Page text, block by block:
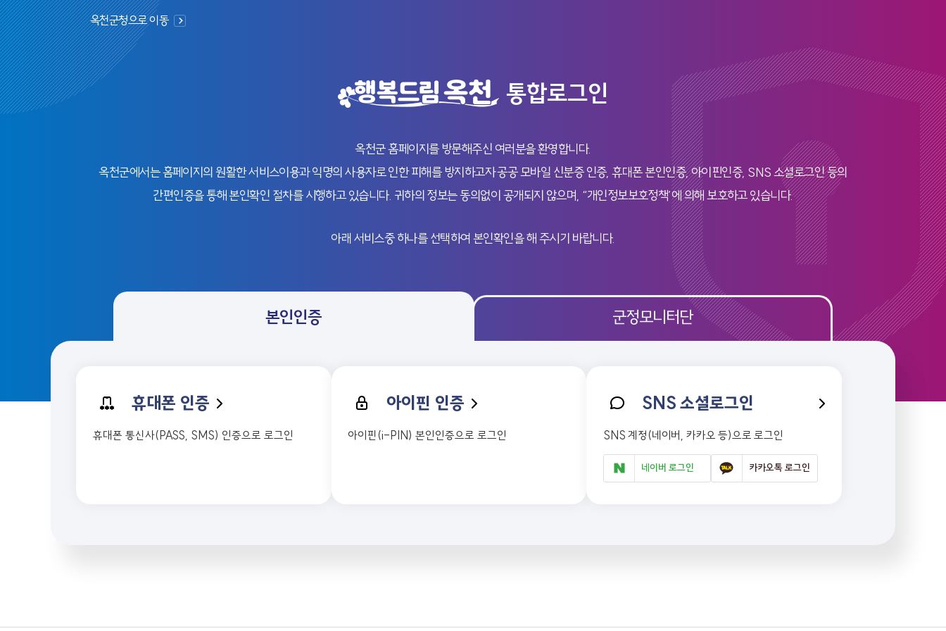
옥천군청으로 이동
통합로그인
옥천군 홈페이지를 방문해주신 여러분을 환영합니다.
옥천군에서는 홈페이지의 원활한 서비스이용과 익명의 사용자로 인한 피해를 방지하고자 공공 모바일 신분증 인증, 휴대폰 본인인증, 아이핀인증, SNS 소셜로그인 등의
간편인증을 통해 본인확인 절차를 시행하고 있습니다. 귀하의 정보는 동의없이 공개되지 않으며, “개인정보보호정책’에 의해 보호하고 있습니다.
아래 서비스중 하나를 선택하여 본인확인을 해 주시기 바랍니다.
본인인증 군정모니터단
휴대폰 인증
휴대폰 통신사(PASS, SMS) 인증으로 로그인
아이핀 인증
아이핀(i-PIN) 본인인증으로 로그인
SNS 소셜로그인
SNS 계정(네이버, 카카오 등)으로 로그인
네이버 로그인 카카오톡 로그인